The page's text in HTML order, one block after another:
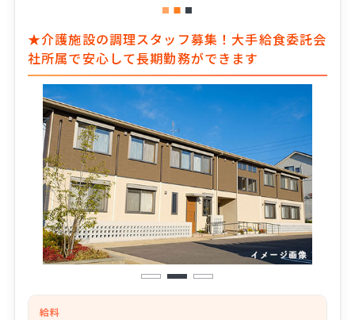
★介護施設の調理スタッフ募集！大手給食委託会
社所属で安心して長期勤務ができます
1 2 3
給料